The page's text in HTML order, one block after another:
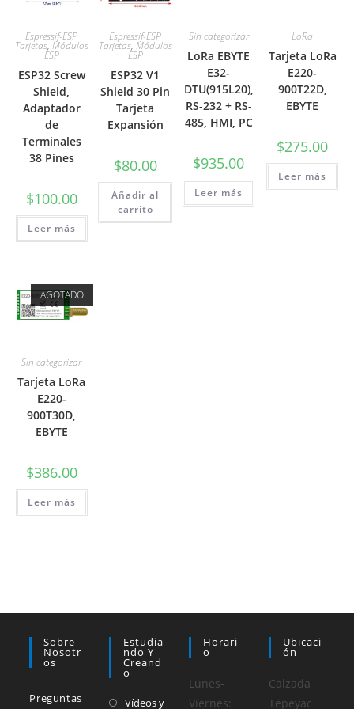
Espressif-ESP
Tarjetas, Módulos
ESP
ESP32 Screw
Shield,
Adaptador
de
Terminales
38 Pines
$100.00
Leer más
Espressif-ESP
Tarjetas, Módulos
ESP
ESP32 V1
Shield 30 Pin
Tarjeta
Expansión
$80.00
Añadir al
carrito
Sin categorizar
LoRa EBYTE
E32-
DTU(915L20),
RS-232 + RS-
485, HMI, PC
$935.00
Leer más
LoRa
Tarjeta LoRa
E220-
900T22D,
EBYTE
$275.00
Leer más
AGOTADO
Sin categorizar
Tarjeta LoRa
E220-
900T30D,
EBYTE
$386.00
Leer más
Sobre
Nosotr
Os
Preguntas
Estudia
Ndo Y
Creand
O
Vídeos y
Horari
O
Lunes-
Viernes:
Ubicaci
Ón
Calzada
Tepeyac